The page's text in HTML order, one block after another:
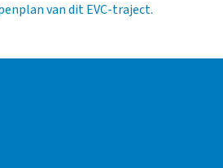
van dit EVC-traject.